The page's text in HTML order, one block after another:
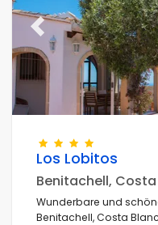
Previous
Los Lobitos
Benitachell,
Wunderbare und
Benitachell, Costa